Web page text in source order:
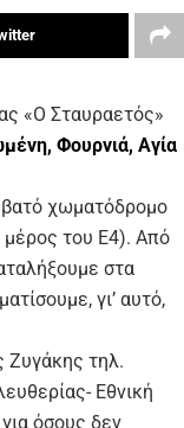
«Ο Σταυραετός»
Φουρνιά, Αγία
βατό χωματόδρομο
μέρος του Ε4). Από
στα
γι’ αυτό,
Ζυγάκης τηλ.
Εθνική
όσους δεν